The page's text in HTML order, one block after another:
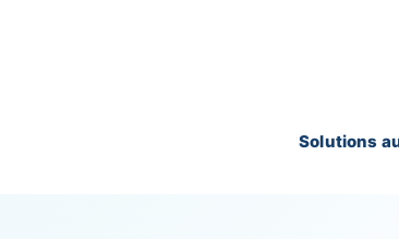
Solutions